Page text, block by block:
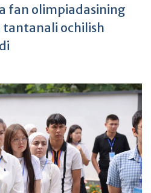
fan olimpiadasining
tantanali ochilish